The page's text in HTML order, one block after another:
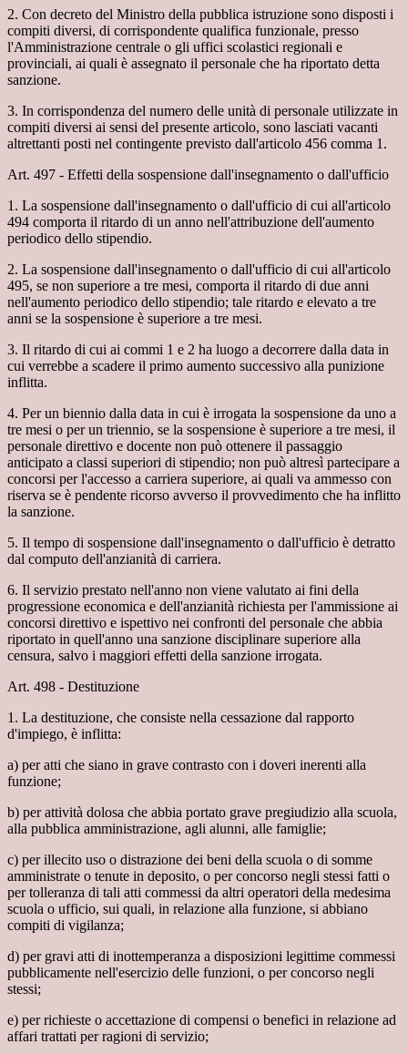
2. Con decreto del Ministro della pubblica istruzione sono disposti i
compiti diversi, di corrispondente qualifica funzionale, presso
l'Amministrazione centrale o gli uffici scolastici regionali e
provinciali, ai quali è assegnato il personale che ha riportato detta
sanzione.
3. In corrispondenza del numero delle unità di personale utilizzate in
compiti diversi ai sensi del presente articolo, sono lasciati vacanti
altrettanti posti nel contingente previsto dall'articolo 456 comma 1.
Art. 497 - Effetti della sospensione dall'insegnamento o dall'ufficio
1. La sospensione dall'insegnamento o dall'ufficio di cui all'articolo
494 comporta il ritardo di un anno nell'attribuzione dell'aumento
periodico dello stipendio.
2. La sospensione dall'insegnamento o dall'ufficio di cui all'articolo
495, se non superiore a tre mesi, comporta il ritardo di due anni
nell'aumento periodico dello stipendio; tale ritardo e elevato a tre
anni se la sospensione è superiore a tre mesi.
3. Il ritardo di cui ai commi 1 e 2 ha luogo a decorrere dalla data in
cui verrebbe a scadere il primo aumento successivo alla punizione
inflitta.
4. Per un biennio dalla data in cui è irrogata la sospensione da uno a
tre mesi o per un triennio, se la sospensione è superiore a tre mesi, il
personale direttivo e docente non può ottenere il passaggio
anticipato a classi superiori di stipendio; non può altresì partecipare a
concorsi per l'accesso a carriera superiore, ai quali va ammesso con
riserva se è pendente ricorso avverso il provvedimento che ha inflitto
la sanzione.
5. Il tempo di sospensione dall'insegnamento o dall'ufficio è detratto
dal computo dell'anzianità di carriera.
6. Il servizio prestato nell'anno non viene valutato ai fini della
progressione economica e dell'anzianità richiesta per l'ammissione ai
concorsi direttivo e ispettivo nei confronti del personale che abbia
riportato in quell'anno una sanzione disciplinare superiore alla
censura, salvo i maggiori effetti della sanzione irrogata.
Art. 498 - Destituzione
1. La destituzione, che consiste nella cessazione dal rapporto
d'impiego, è inflitta:
a) per atti che siano in grave contrasto con i doveri inerenti alla
funzione;
b) per attività dolosa che abbia portato grave pregiudizio alla scuola,
alla pubblica amministrazione, agli alunni, alle famiglie;
c) per illecito uso o distrazione dei beni della scuola o di somme
amministrate o tenute in deposito, o per concorso negli stessi fatti o
per tolleranza di tali atti commessi da altri operatori della medesima
scuola o ufficio, sui quali, in relazione alla funzione, si abbiano
compiti di vigilanza;
d) per gravi atti di inottemperanza a disposizioni legittime commessi
pubblicamente nell'esercizio delle funzioni, o per concorso negli
stessi;
e) per richieste o accettazione di compensi o benefici in relazione ad
affari trattati per ragioni di servizio;